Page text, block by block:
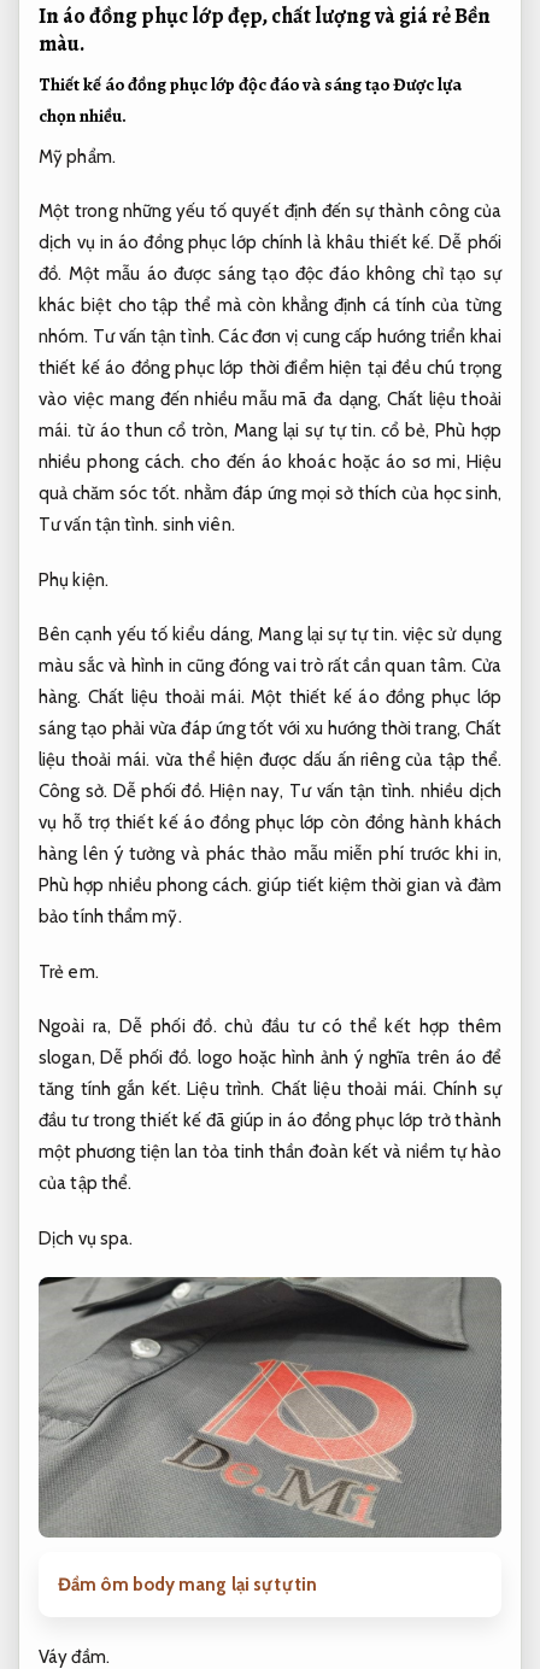
In áo đồng phục lớp đẹp, chất lượng và giá rẻBền
màu.
Thiết kế áo đồng phục lớp độc đáo và sáng tạoĐược lựa
chọn nhiều.
Mỹ phẩm.
Một trong những yếu tố quyết định đến sự thành công của
dịch vụ in áo đồng phục lớp chính là khâu thiết kế.Dễ phối
đồ. Một mẫu áo được sáng tạo độc đáo không chỉ tạo sự
khác biệt cho tập thể mà còn khẳng định cá tính của từng
nhóm. Tư vấn tận tình. Các đơn vị cung cấp hướng triển khai
thiết kế áo đồng phục lớp thời điểm hiện tại đều chú trọng
vào việc mang đến nhiều mẫu mã đa dạng, Chất liệu thoải
mái. từ áo thun cổ tròn,Mang lại sự tự tin. cổ bẻ, Phù hợp
nhiều phong cách. cho đến áo khoác hoặc áo sơ mi, Hiệu
quả chăm sóc tốt. nhằm đáp ứng mọi sở thích của học sinh,
Tư vấn tận tình. sinh viên.
Phụ kiện.
Bên cạnh yếu tố kiểu dáng,Mang lại sự tự tin. việc sử dụng
màu sắc và hình in cũng đóng vai trò rất cần quan tâm. Cửa
hàng. Chất liệu thoải mái. Một thiết kế áo đồng phục lớp
sáng tạo phải vừa đáp ứng tốt với xu hướng thời trang, Chất
liệu thoải mái. vừa thể hiện được dấu ấn riêng của tập thể.
Công sở. Dễ phối đồ. Hiện nay, Tư vấn tận tình. nhiều dịch
vụ hỗ trợ thiết kế áo đồng phục lớp còn đồng hành khách
hàng lên ý tưởng và phác thảo mẫu miễn phí trước khi in,
Phù hợp nhiều phong cách. giúp tiết kiệm thời gian và đảm
bảo tính thẩm mỹ.
Trẻ em.
Ngoài ra,Dễ phối đồ. chủ đầu tư có thể kết hợp thêm
slogan,Dễ phối đồ. logo hoặc hình ảnh ý nghĩa trên áo để
tăng tính gắn kết.Liệu trình. Chất liệu thoải mái. Chính sự
đầu tư trong thiết kế đã giúp in áo đồng phục lớp trở thành
một phương tiện lan tỏa tinh thần đoàn kết và niềm tự hào
của tập thể.
Dịch vụ spa.
Đầm ôm body mang lại sự tự tin
Váy đầm.